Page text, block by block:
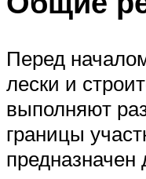
Перед
лески и
выполняют
границы